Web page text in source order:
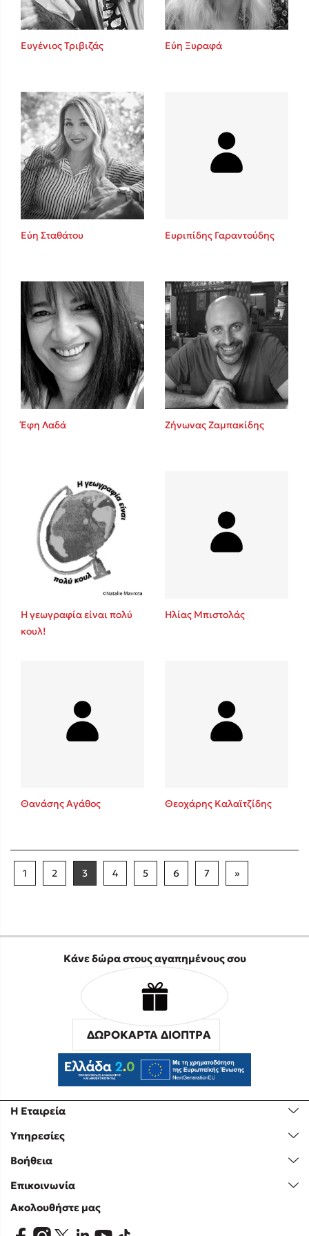
Ευγένιος Τριβιζάς Εύη Ξυραφά
Εύη Σταθάτου Ευριπίδης Γαραντούδης
Έφη Λαδά Ζήνωνας Ζαμπακίδης
Η γεωγραφία είναι πολύ
κουλ!
Ηλίας Μπιστολάς
Θανάσης Αγάθος Θεοχάρης Καλαϊτζίδης
1 2 3 4 5 6 7 »
Η Εταιρεία
Υπηρεσίες
Βοήθεια
Επικοινωνία
Κάνε δώρα στους αγαπημένους σου
ΔΩΡΟΚΑΡΤΑ ΔΙΟΠΤΡΑ
Ακολουθήστε μας